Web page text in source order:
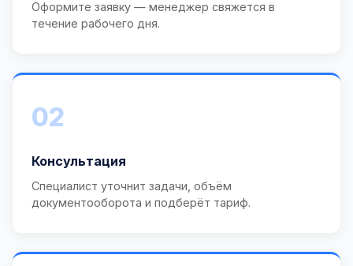
Оформите заявку — менеджер свяжется в
течение рабочего дня.
02
Консультация
Специалист уточнит задачи, объём
документооборота и подберёт тариф.